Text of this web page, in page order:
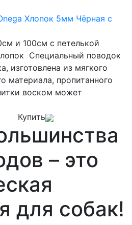
и 100см с петелькой
Специальный поводок
изготовлена из мягкого
материала, пропитанного
воском может
Купить
– это
для собак!